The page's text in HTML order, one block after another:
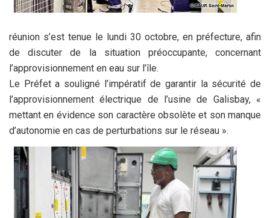
réunion s’est tenue le lundi 30 octobre, en préfecture, afin
de discuter de la situation préoccupante, concernant
l’approvisionnement en eau sur l’île.
Le Préfet a souligné l’impératif de garantir la sécurité de
l’approvisionnement électrique de l’usine de Galisbay, «
mettant en évidence son caractère obsolète et son manque
d’autonomie en cas de perturbations sur le réseau ».